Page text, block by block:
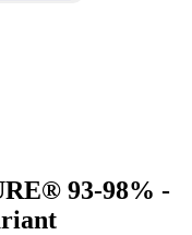
93-98% -